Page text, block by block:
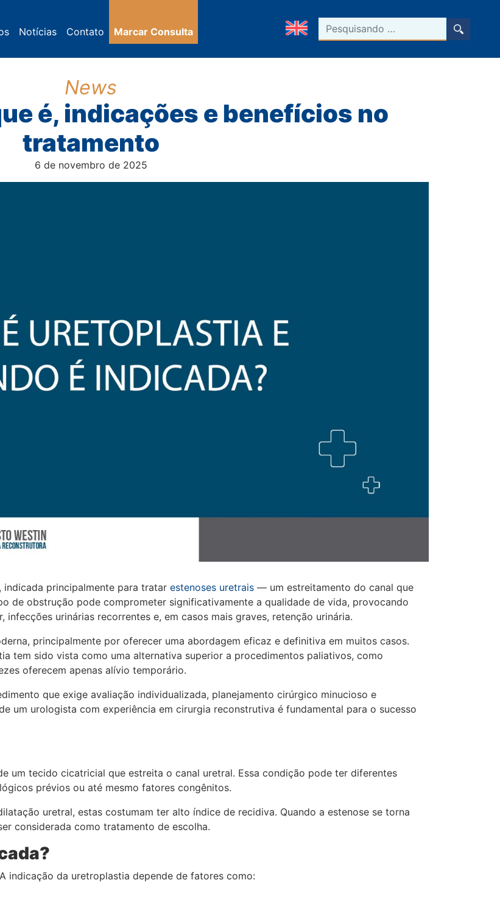
Notícias Contato Marcar Consulta
Pesquisar
News
é, indicações e benefícios no
tratamento
6 de novembro de 2025
principalmente para tratar estenoses uretrais — um estreitamento do canal que
de obstrução pode comprometer significativamente a qualidade de vida, provocando
urinárias recorrentes e, em casos mais graves, retenção urinária.
principalmente por oferecer uma abordagem eficaz e definitiva em muitos casos.
tem sido vista como uma alternativa superior a procedimentos paliativos, como
oferecem apenas alívio temporário.
que exige avaliação individualizada, planejamento cirúrgico minucioso e
um urologista com experiência em cirurgia reconstrutiva é fundamental para o sucesso
um tecido cicatricial que estreita o canal uretral. Essa condição pode ter diferentes
prévios ou até mesmo fatores congênitos.
uretral, estas costumam ter alto índice de recidiva. Quando a estenose se torna
considerada como tratamento de escolha.
indicação da uretroplastia depende de fatores como: